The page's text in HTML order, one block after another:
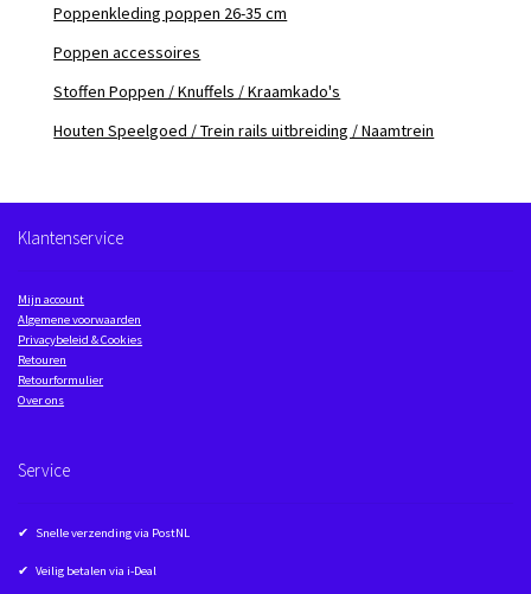
Poppenkleding poppen 26-35 cm
Poppen accessoires
Stoffen Poppen / Knuffels / Kraamkado's
Houten Speelgoed / Trein rails uitbreiding / Naamtrein
Klantenservice
Mijn account
Algemene voorwaarden
Privacybeleid & Cookies
Retouren
Retourformulier
Over ons
Service
✔ Snelle verzending via PostNL
✔ Veilig betalen via i-Deal